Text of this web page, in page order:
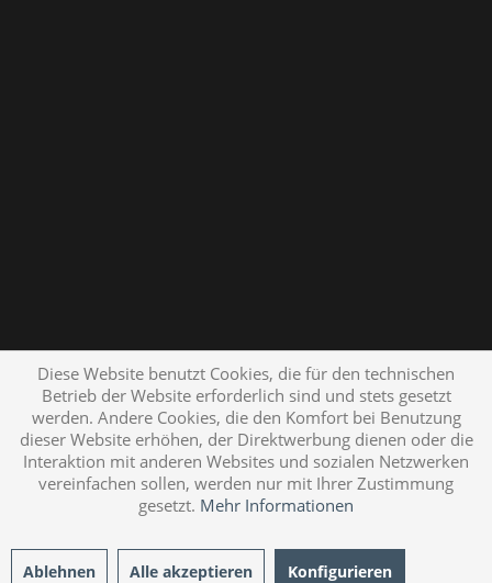
Diese Website benutzt Cookies, die für den technischen
Betrieb der Website erforderlich sind und stets gesetzt
werden. Andere Cookies, die den Komfort bei Benutzung
dieser Website erhöhen, der Direktwerbung dienen oder die
Interaktion mit anderen Websites und sozialen Netzwerken
vereinfachen sollen, werden nur mit Ihrer Zustimmung
gesetzt. Mehr Informationen
Ablehnen Alle akzeptieren Konfigurieren